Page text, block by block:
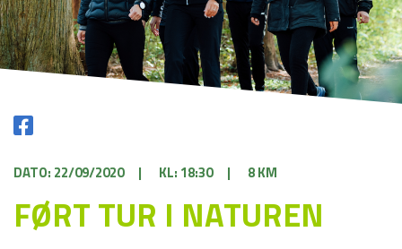
DATO: 22/09/2020 | KL: 18:30 | 8 KM
FØRT TUR I NATUREN